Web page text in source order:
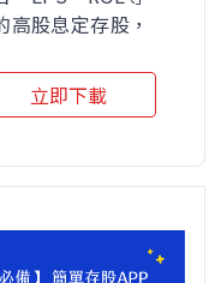
股息定存股，
立即下載